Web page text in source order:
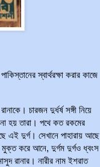
স্বার্থরক্ষা করার কাজে
চারজন দুর্ধর্ষ সঙ্গী নিয়ে
হয় তারা। পথে কত রকমের
এই দুর্গ। সেখানে পাহারায় আছে
মুক্ত করে আনে, দুর্গম দুর্গও ধ্বংস
রানার। নারীর নাম ইশরাত